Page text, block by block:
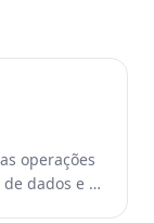
operações
dados e a